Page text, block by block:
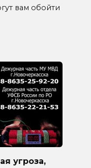
вам обойти
угроза,